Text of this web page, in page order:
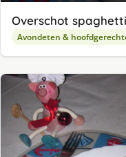
Overschot
Avondeten &